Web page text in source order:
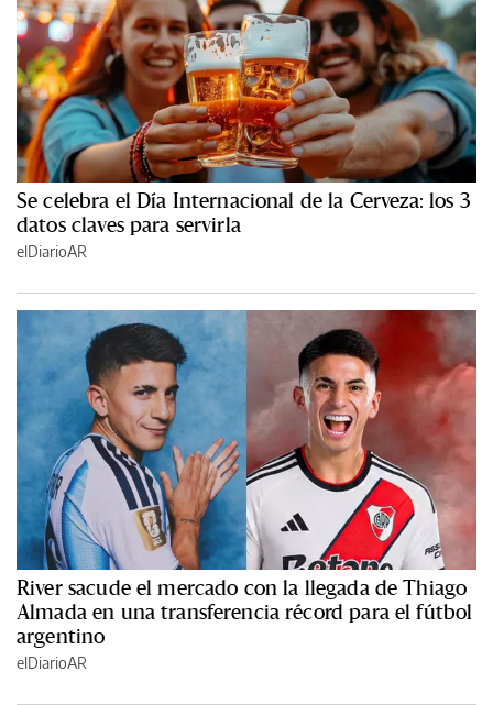
Se celebra el Día Internacional de la Cerveza: los 3
datos claves para servirla
elDiarioAR
River sacude el mercado con la llegada de Thiago
Almada en una transferencia récord para el fútbol
argentino
elDiarioAR